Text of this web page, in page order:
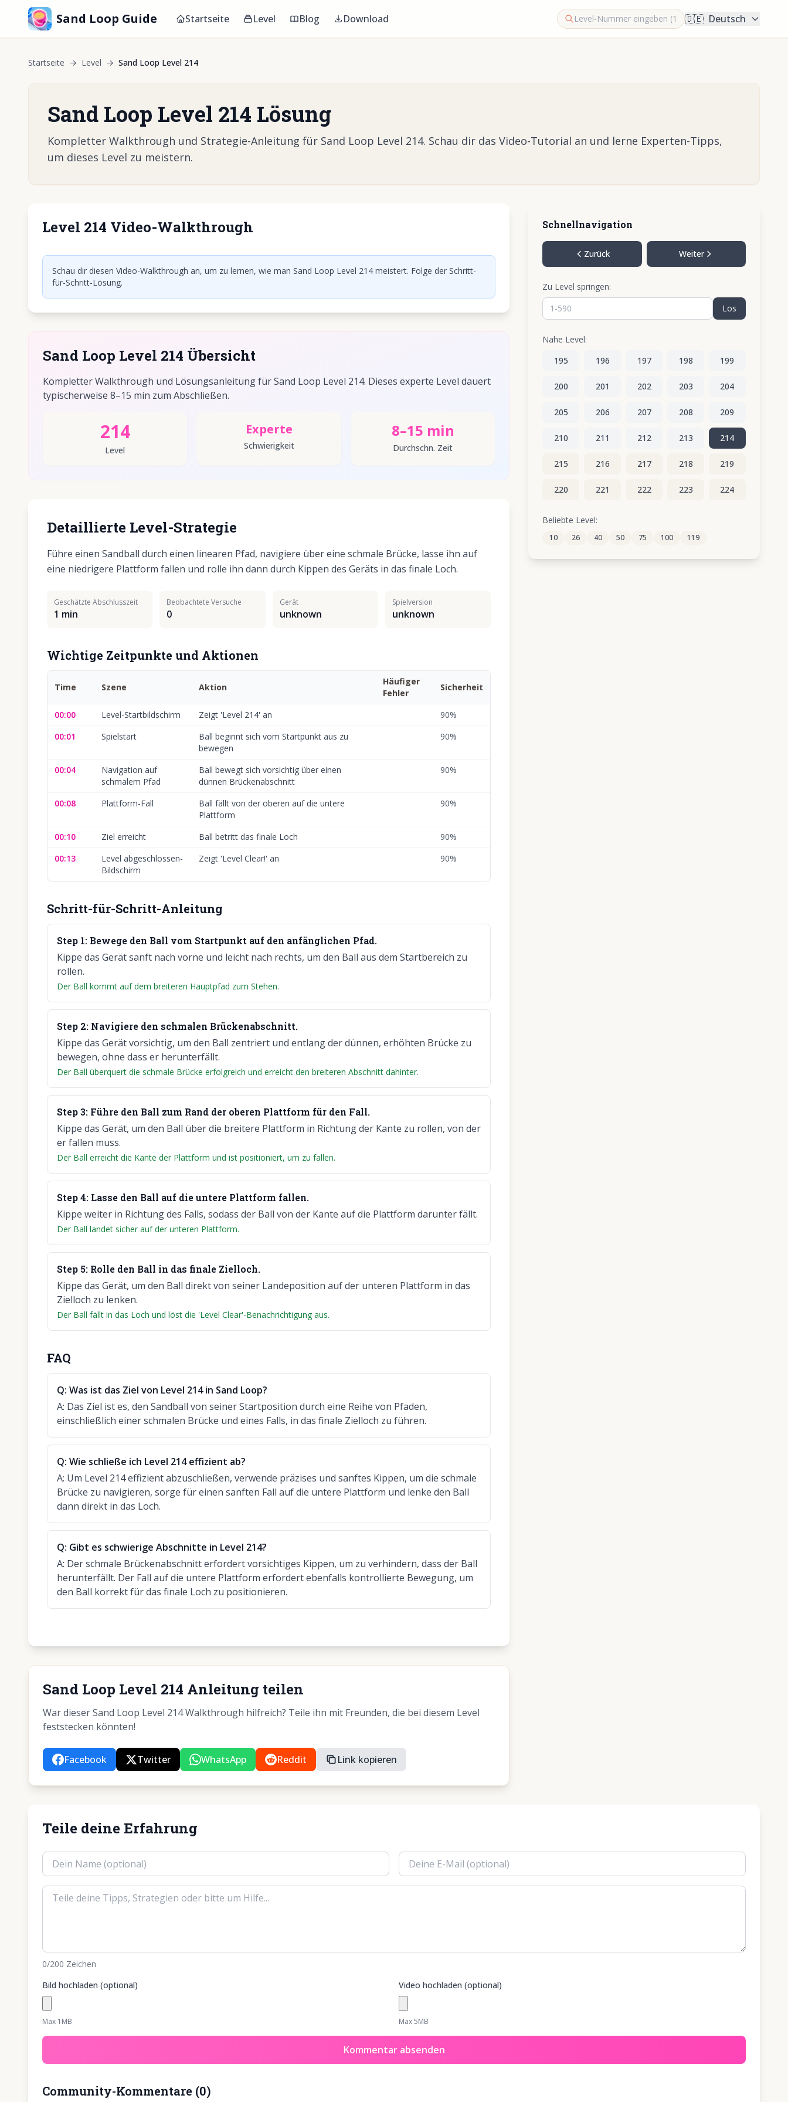
Sand Loop Guide Startseite Level Blog Download 🇩🇪 Deutsch
Startseite → Level → Sand Loop Level 214
Sand Loop Level 214 Lösung
Kompletter Walkthrough und Strategie-Anleitung für Sand Loop Level 214. Schau dir das Video-Tutorial an und lerne Experten-Tipps,
um dieses Level zu meistern.
Level 214 Video-WalkthroughKlicken, um Video abzuspielen
Schau dir diesen Video-Walkthrough an, um zu lernen, wie man Sand Loop Level 214 meistert. Folge der Schritt-
für-Schritt-Lösung.
Sand Loop Level 214 Übersicht
Kompletter Walkthrough und Lösungsanleitung für Sand Loop Level 214. Dieses experte Level dauert
typischerweise 8–15 min zum Abschließen.
214
Level
Experte
Schwierigkeit
8–15 min
Durchschn. Zeit
Detaillierte Level-Strategie
Führe einen Sandball durch einen linearen Pfad, navigiere über eine schmale Brücke, lasse ihn auf
eine niedrigere Plattform fallen und rolle ihn dann durch Kippen des Geräts in das finale Loch.
Geschätzte Abschlusszeit
1 min
Beobachtete Versuche
0
Gerät
unknown
Spielversion
unknown
Wichtige Zeitpunkte und Aktionen
Time Szene Aktion
Häufiger
Fehler
Sicherheit
00:00 Level-Startbildschirm Zeigt 'Level 214' an 90%
00:01
Spielstart
Ball beginnt sich vom Startpunkt aus zu
bewegen
90%
00:04
Navigation auf
schmalem Pfad
Ball bewegt sich vorsichtig über einen
dünnen Brückenabschnitt
90%
00:08 Plattform-Fall
Ball fällt von der oberen auf die untere
Plattform
90%
00:10 Ziel erreicht Ball betritt das finale Loch 90%
00:13
Level abgeschlossen-
Bildschirm
Zeigt 'Level Clear!' an 90%
Schritt-für-Schritt-Anleitung
Step 1: Bewege den Ball vom Startpunkt auf den anfänglichen Pfad.
Kippe das Gerät sanft nach vorne und leicht nach rechts, um den Ball aus dem Startbereich zu
rollen.
Der Ball kommt auf dem breiteren Hauptpfad zum Stehen.
Step 2: Navigiere den schmalen Brückenabschnitt.
Kippe das Gerät vorsichtig, um den Ball zentriert und entlang der dünnen, erhöhten Brücke zu
bewegen, ohne dass er herunterfällt.
Der Ball überquert die schmale Brücke erfolgreich und erreicht den breiteren Abschnitt dahinter.
Step3: Führe den Ball zum Rand der oberen Plattform für den Fall.
Kippe das Gerät, um den Ball über die breitere Plattform in Richtung der Kante zu rollen, von der
er fallen muss.
Der Ball erreicht die Kante der Plattform und ist positioniert, um zu fallen.
Step4: Lasse den Ball auf die untere Plattform fallen.
Kippe weiter in Richtung des Falls, sodass der Ball von der Kante auf die Plattform darunter fällt.
Der Ball landet sicher auf der unteren Plattform.
Step 5: Rolle den Ball in das finale Zielloch.
Kippe das Gerät, um den Ball direkt von seiner Landeposition auf der unteren Plattform in das
Zielloch zu lenken.
Der Ball fällt in das Loch und löst die 'Level Clear'-Benachrichtigung aus.
FAQ
Q: Was ist das Ziel von Level 214 in Sand Loop?
A: Das Ziel ist es, den Sandball von seiner Startposition durch eine Reihe von Pfaden,
einschließlich einer schmalen Brücke und eines Falls, in das finale Zielloch zu führen.
Q: Wie schließe ich Level 214 effizient ab?
A: Um Level 214 effizient abzuschließen, verwende präzises und sanftes Kippen, um die schmale
Brücke zu navigieren, sorge für einen sanften Fall auf die untere Plattform und lenke den Ball
dann direkt in das Loch.
Q: Gibt es schwierige Abschnitte in Level 214?
A: Der schmale Brückenabschnitt erfordert vorsichtiges Kippen, um zu verhindern, dass der Ball
herunterfällt. Der Fall auf die untere Plattform erfordert ebenfalls kontrollierte Bewegung, um
den Ball korrekt für das finale Loch zu positionieren.
Sand Loop Level 214 Anleitung teilen
War dieser Sand Loop Level 214 Walkthrough hilfreich? Teile ihn mit Freunden, die bei diesem Level
feststecken könnten!
Facebook Twitter WhatsApp Reddit Link kopieren
Schnellnavigation
Zurück Weiter
Zu Level springen:
Los
Nahe Level:
195
196 197 198 199
200 201 202 203 204
205 206 207 208 209
210 211 212 213 214
215 216 217 218 219
220 221 222 223 224
225
230 231 232 233
Beliebte Level:
10 26 40 50 75 100 119
Teile deine Erfahrung
0/200 Zeichen
Bild hochladen (optional)
Max 1MB
Video hochladen (optional)
Max 5MB
Kommentar absenden
Community-Kommentare (0)